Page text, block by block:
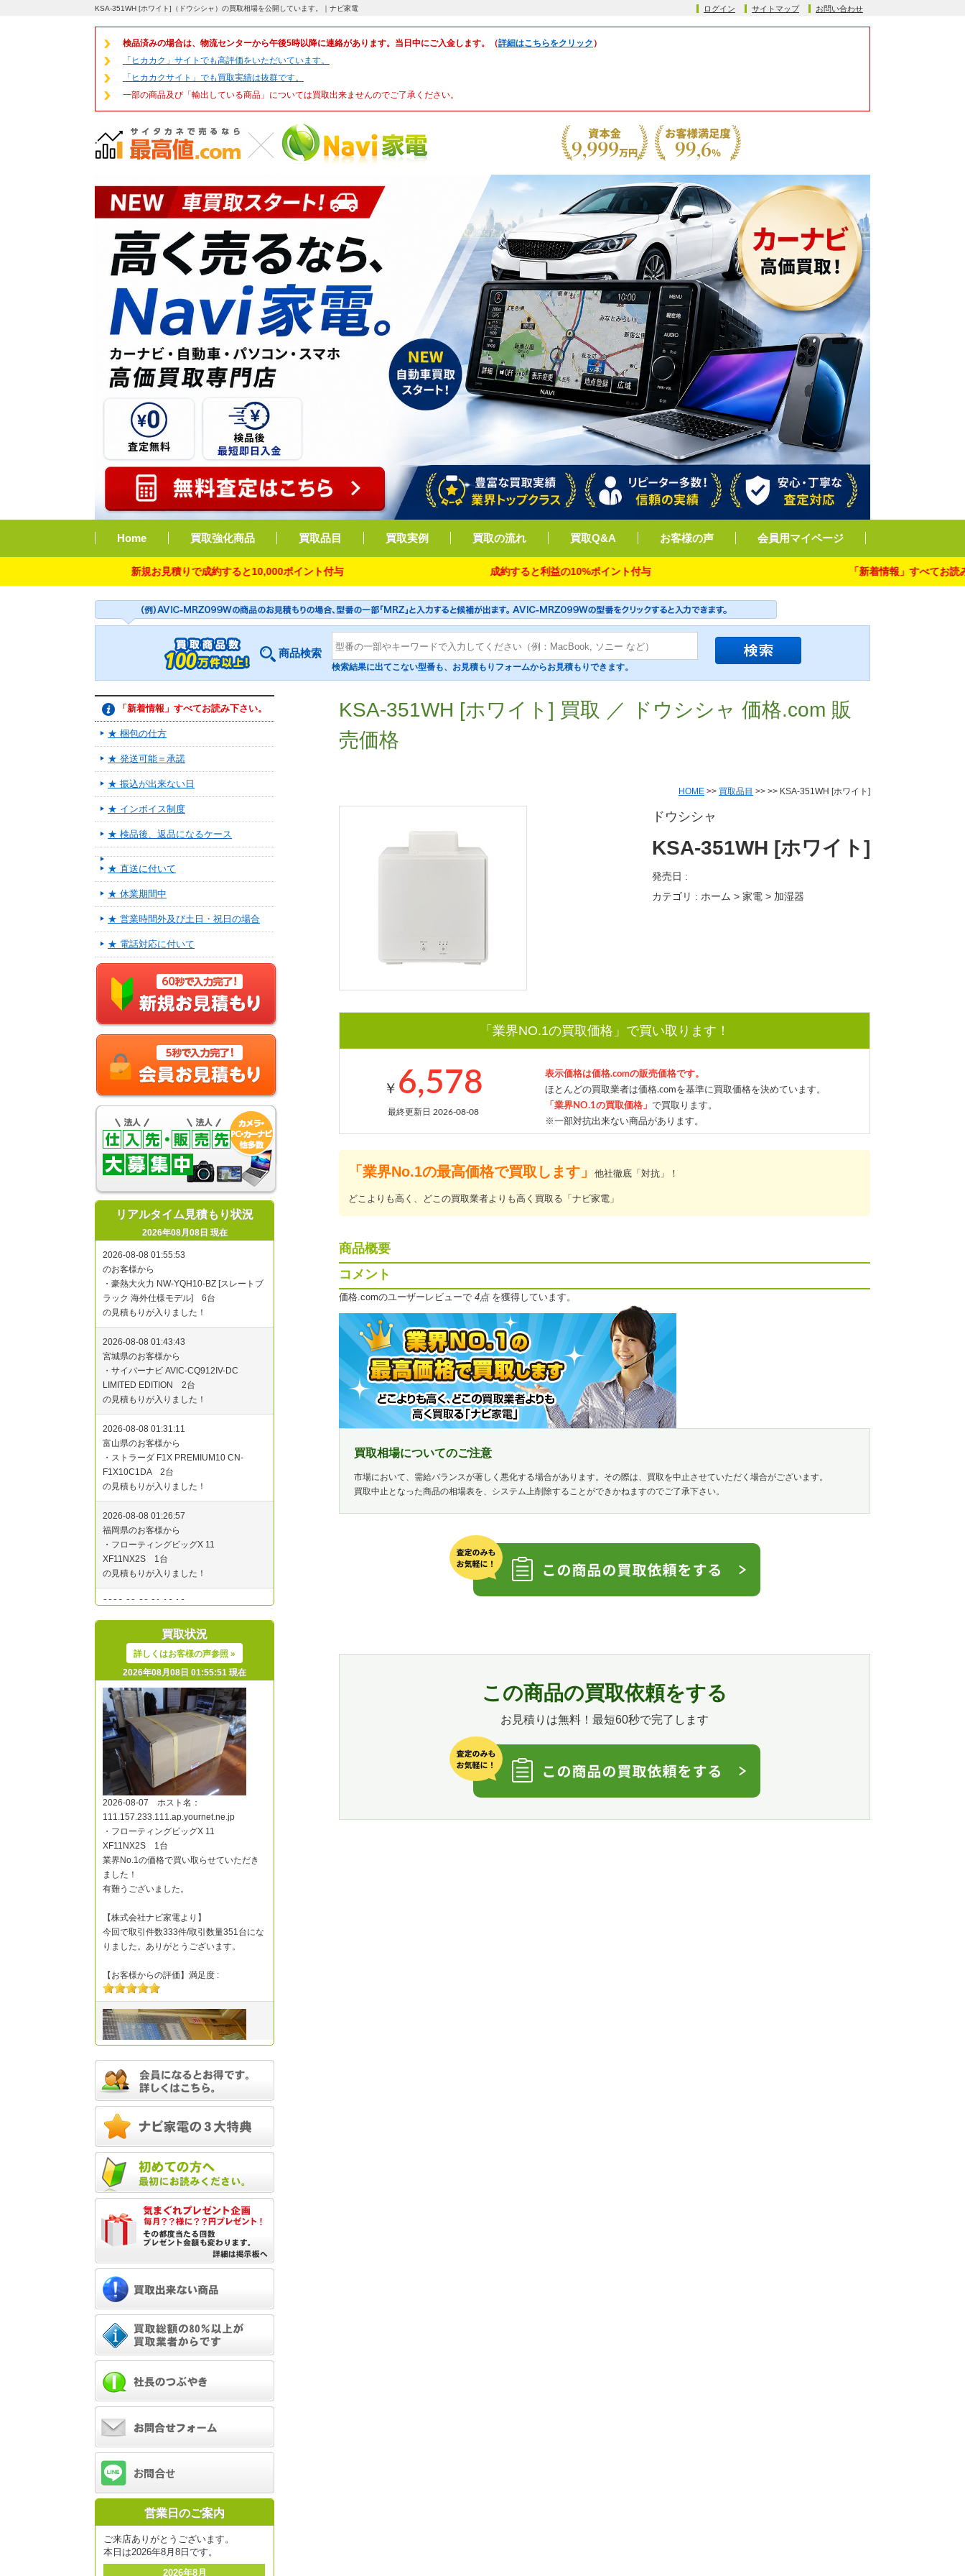
KSA-351WH [ホワイト]（ドウシシャ）の買取相場を公開しています。｜ナビ家電 ログイン サイトマップ お問い合わせ
検品済みの場合は、物流センターから午後5時以降に連絡があります。当日中にご入金します。（詳細はこちらをクリック ）
「ヒカカク」サイトでも高評価をいただいています。
「ヒカカクサイト」でも買取実績は抜群です。
一部の商品及び「輸出している商品」については買取出来ませんのでご了承ください。
Home 買取強化商品 買取品目 買取実例 買取の流れ 買取Q&A お客様の声 会員用マイページ
新規お見積りで成約すると10,000ポイント付与 成約すると利益の10%ポイント付与 「新着情報」すべてお読み下さい
商品検索
検索結果に出てこない型番も、お見積もりフォームからお見積もりできます。
KSA-351WH [ホワイト] 買取 ／ ドウシシャ 価格.com 販
売価格
HOME >> 買取品目 >> >> KSA-351WH [ホワイト]
ドウシシャ
KSA-351WH [ホワイト]
発売日 :
カテゴリ : ホーム > 家電 > 加湿器
「業界NO.1の買取価格」で買い取ります！
￥ 6,578
最終更新日 2026-08-08
表示価格は価格.comの販売価格です。
ほとんどの買取業者は価格.comを基準に買取価格を決めています。
「業界NO.1の買取価格」 で買取ります。
※一部対抗出来ない商品があります。
「業界No.1の最高価格で買取します」 他社徹底「対抗」！
どこよりも高く、どこの買取業者よりも高く買取る「ナビ家電」
商品概要
コメント
価格.comのユーザーレビューで 4点を獲得しています。
買取相場についてのご注意
市場において、需給バランスが著しく悪化する場合があります。その際は、買取を中止させていただく場合がございます。
買取中止となった商品の相場表を、システム上削除することができかねますのでご了承下さい。
この商品の買取依頼をする
お見積りは無料！最短60秒で完了します
「新着情報」すべてお読み下さい。
★ 梱包の仕方
★ 発送可能＝承諾
★ 振込が出来ない日
★ インボイス制度
★ 検品後、返品になるケース
★ 直送に付いて
★ 休業期間中
★ 営業時間外及び土日・祝日の場合
★ 電話対応に付いて
リアルタイム見積もり状況
2026年08月08日 現在
買取状況
詳しくはお客様の声参照 »
2026年08月08日 01:55:51 現在
営業日のご案内
ご来店ありがとうございます。
本日は2026年8月8日です。
2026年8月